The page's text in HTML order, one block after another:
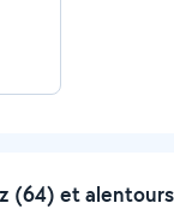
(64) et alentours